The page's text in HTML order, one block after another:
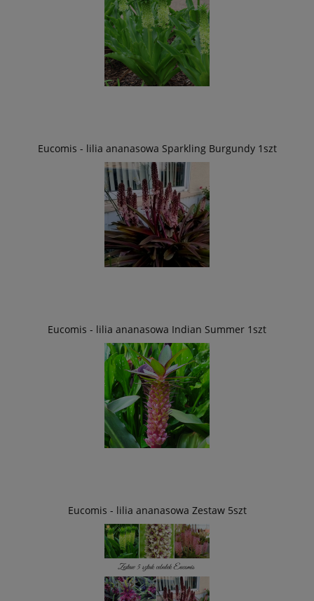
Eucomis - lilia ananasowa Sparkling Burgundy 1szt
Eucomis - lilia ananasowa Indian Summer 1szt
Eucomis - lilia ananasowa Zestaw 5szt